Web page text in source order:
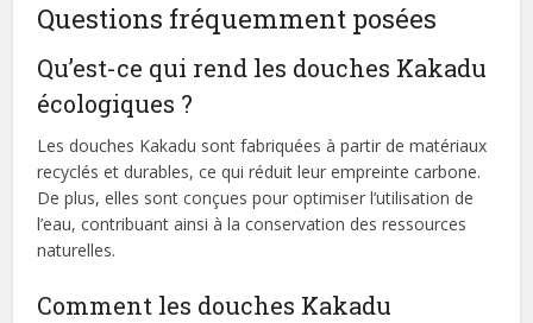
Questions fréquemment posées
Qu’est-ce qui rend les douches Kakadu
écologiques ?
Les douches Kakadu sont fabriquées à partir de matériaux
recyclés et durables, ce qui réduit leur empreinte carbone.
De plus, elles sont conçues pour optimiser l’utilisation de
l’eau, contribuant ainsi à la conservation des ressources
naturelles.
Comment les douches Kakadu